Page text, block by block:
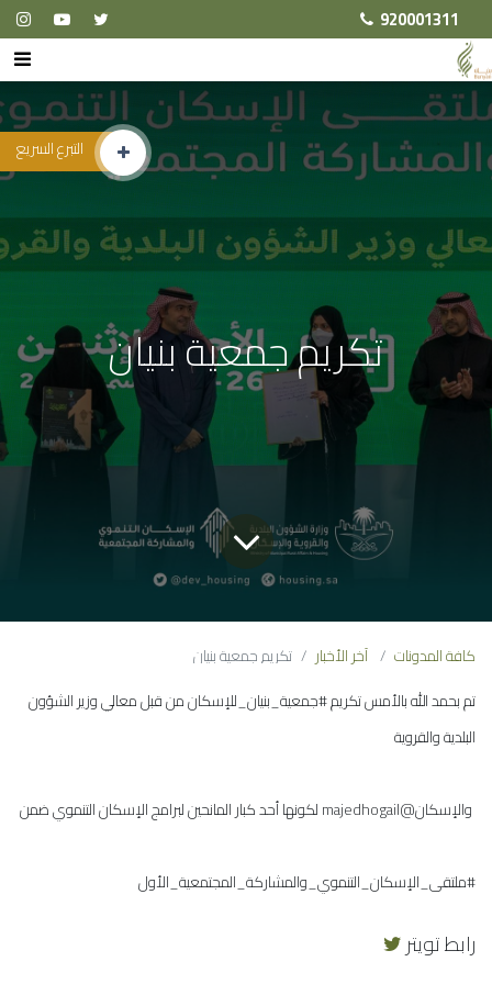
920001311
التبرع السريع
تكريم جمعية بنيان
كافة المدونات آخر الأخبار
تكريم جمعية بنيان
تم بحمد الله بالأمس تكريم #جمعية_بنيان_للإسكان من قبل معالي وزير الشؤون
البلدية والقروية
والإسكان@majedhogail لكونها أحد كبار المانحين لبرامج الإسكان التنموي ضمن
#ملتقى_الإسكان_التنموي_والمشاركة_المجتمعية_الأول
رابط تويتر